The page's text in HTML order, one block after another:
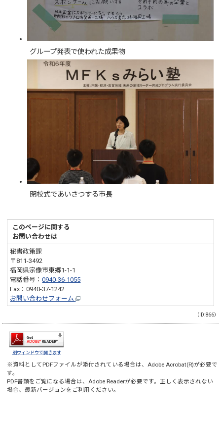
グループ発表で使われた成果物
閉校式であいさつする市長
このページに関する
お問い合わせは
秘書政策課
〒811-3492
福岡県宗像市東郷1-1-1
電話番号：0940-36-1055
Fax：0940-37-1242
お問い合わせフォーム
（ID:866）
別ウィンドウで開きます
※資料としてPDFファイルが添付されている場合は、 Adobe Acrobat(R)が必要で
す。
PDF書類をご覧になる場合は、 Adobe Readerが必要です。正しく表示されない
場合、最新バージョンをご利用ください。